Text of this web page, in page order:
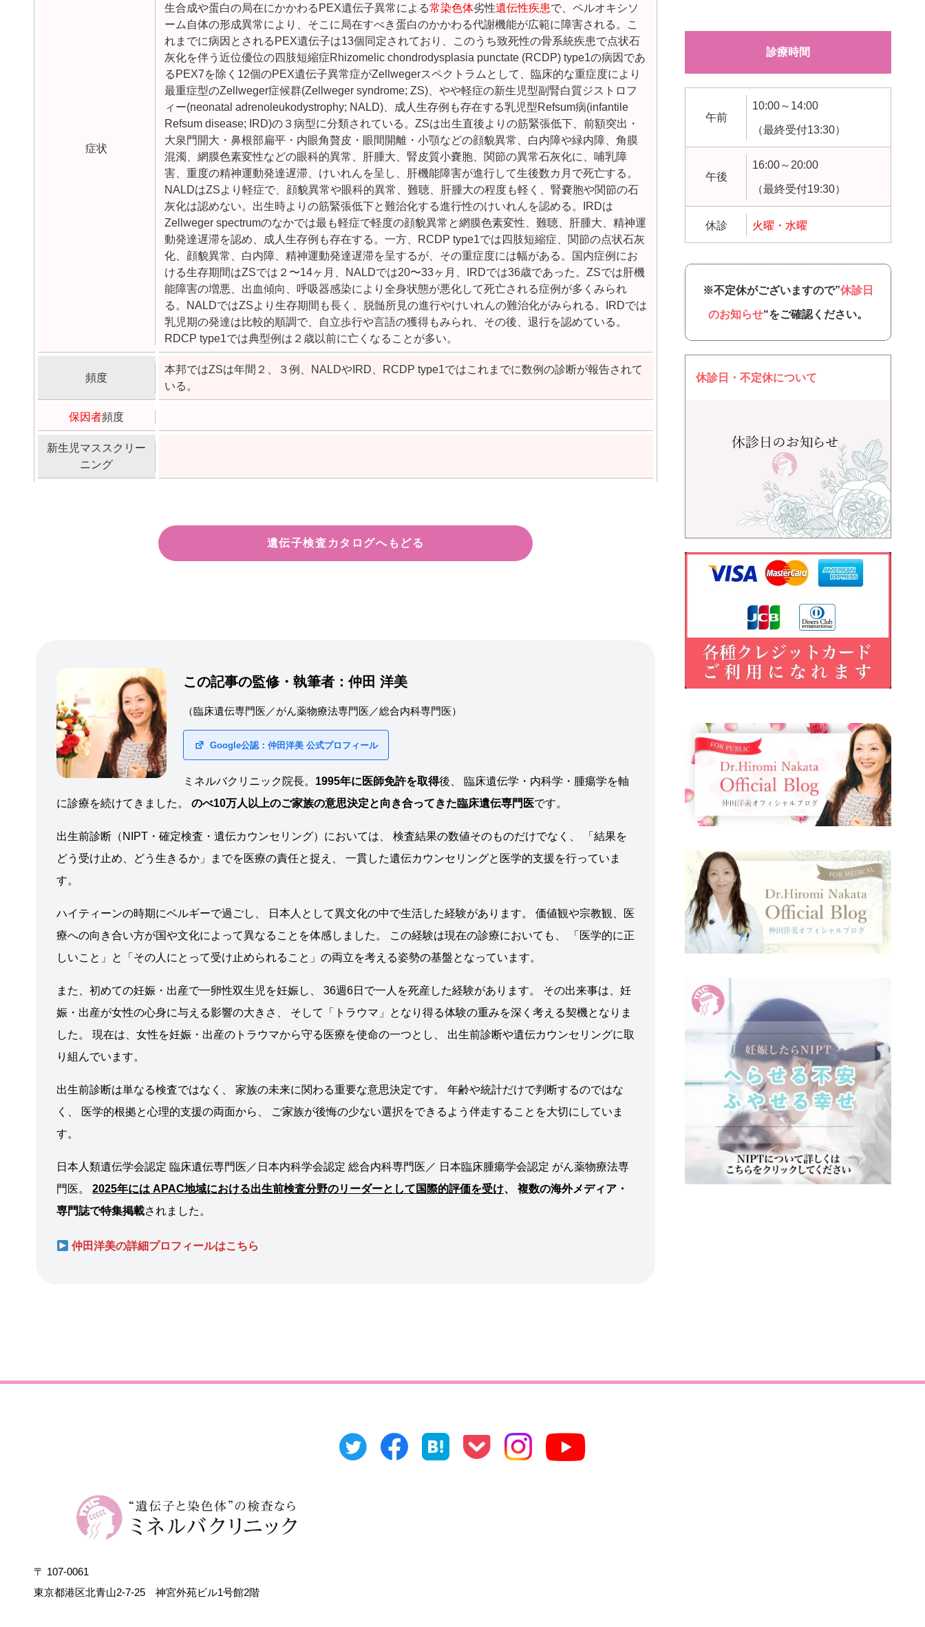
症状
生合成や蛋白の局在にかかわるPEX遺伝子異常による常染色体劣性遺伝性疾患で、ペルオキシソ
ーム自体の形成異常により、そこに局在すべき蛋白のかかわる代謝機能が広範に障害される。こ
れまでに病因とされるPEX遺伝子は13個同定されており、このうち致死性の骨系統疾患で点状石
灰化を伴う近位優位の四肢短縮症Rhizomelic chondrodysplasia punctate (RCDP) type1の病因であ
るPEX7を除く12個のPEX遺伝子異常症がZellwegerスペクトラムとして、臨床的な重症度により
最重症型のZellweger症候群(Zellweger syndrome; ZS)、やや軽症の新生児型副腎白質ジストロフ
ィー(neonatal adrenoleukodystrophy; NALD)、成人生存例も存在する乳児型Refsum病(infantile
Refsum disease; IRD)の３病型に分類されている。ZSは出生直後よりの筋緊張低下、前額突出・
大泉門開大・鼻根部扁平・内眼角贅皮・眼間開離・小顎などの顔貌異常、白内障や緑内障、角膜
混濁、網膜色素変性などの眼科的異常、肝腫大、腎皮質小嚢胞、関節の異常石灰化に、哺乳障
害、重度の精神運動発達遅滞、けいれんを呈し、肝機能障害が進行して生後数カ月で死亡する。
NALDはZSより軽症で、顔貌異常や眼科的異常、難聴、肝腫大の程度も軽く、腎嚢胞や関節の石
灰化は認めない。出生時よりの筋緊張低下と難治化する進行性のけいれんを認める。IRDは
Zellweger spectrumのなかでは最も軽症で軽度の顔貌異常と網膜色素変性、難聴、肝腫大、精神運
動発達遅滞を認め、成人生存例も存在する。一方、RCDP type1では四肢短縮症、関節の点状石灰
化、顔貌異常、白内障、精神運動発達遅滞を呈するが、その重症度には幅がある。国内症例にお
ける生存期間はZSでは２〜14ヶ月、NALDでは20〜33ヶ月、IRDでは36歳であった。ZSでは肝機
能障害の増悪、出血傾向、呼吸器感染により全身状態が悪化して死亡される症例が多くみられ
る。NALDではZSより生存期間も長く、脱髄所見の進行やけいれんの難治化がみられる。IRDでは
乳児期の発達は比較的順調で、自立歩行や言語の獲得もみられ、その後、退行を認めている。
RDCP type1では典型例は２歳以前に亡くなることが多い。
頻度
本邦ではZSは年間２、３例、NALDやIRD、RCDP type1ではこれまでに数例の診断が報告されて
いる。
保因者頻度
新生児マススクリー
ニング
遺伝子検査カタログへもどる
この記事の監修・執筆者：仲田 洋美
（臨床遺伝専門医／がん薬物療法専門医／総合内科専門医）
Google公認：仲田洋美 公式プロフィール
ミネルバクリニック院長。 1995年に医師免許を取得後、 臨床遺伝学・内科学・腫瘍学を軸
に診療を続けてきました。 のべ10万人以上のご家族の意思決定と向き合ってきた臨床遺伝専門医です。
出生前診断（NIPT・確定検査・遺伝カウンセリング）においては、 検査結果の数値そのものだけでなく、 「結果を
どう受け止め、どう生きるか」までを医療の責任と捉え、 一貫した遺伝カウンセリングと医学的支援を行っていま
す。
ハイティーンの時期にベルギーで過ごし、 日本人として異文化の中で生活した経験があります。 価値観や宗教観、医
療への向き合い方が国や文化によって異なることを体感しました。 この経験は現在の診療においても、 「医学的に正
しいこと」と「その人にとって受け止められること」の両立を考える姿勢の基盤となっています。
また、初めての妊娠・出産で一卵性双生児を妊娠し、 36週6日で一人を死産した経験があります。 その出来事は、妊
娠・出産が女性の心身に与える影響の大きさ、 そして「トラウマ」となり得る体験の重みを深く考える契機となりま
した。 現在は、女性を妊娠・出産のトラウマから守る医療を使命の一つとし、 出生前診断や遺伝カウンセリングに取
り組んでいます。
出生前診断は単なる検査ではなく、 家族の未来に関わる重要な意思決定です。 年齢や統計だけで判断するのではな
く、 医学的根拠と心理的支援の両面から、 ご家族が後悔の少ない選択をできるよう伴走することを大切にしていま
す。
日本人類遺伝学会認定 臨床遺伝専門医／日本内科学会認定 総合内科専門医／ 日本臨床腫瘍学会認定 がん薬物療法専
門医。 2025年には APAC地域における出生前検査分野のリーダーとして国際的評価を受け、 複数の海外メディア・
専門誌で特集掲載されました。
仲田洋美の詳細プロフィールはこちら
診療時間
午前
10:00～14:00
（最終受付13:30）
午後
16:00～20:00
（最終受付19:30）
休診 火曜・水曜
※不定休がございますので”休診日
のお知らせ“をご確認ください。
休診日・不定休について
〒 107-0061
東京都港区北青山2-7-25 神宮外苑ビル1号館2階